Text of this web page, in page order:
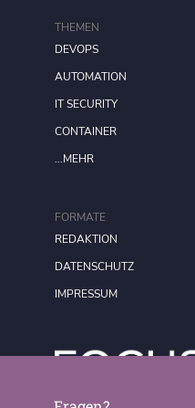
FORMATE
REDAKTION
DATENSCHUTZ
IMPRESSUM
THEMEN
DEVOPS
AUTOMATION
IT SECURITY
CONTAINER
...MEHR